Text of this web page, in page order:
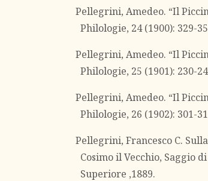
Pellegrini, Amedeo. “Il
Philologie, 24 (1900): 329-
Pellegrini, Amedeo. “Il
Philologie, 25 (1901): 230-
Pellegrini, Amedeo. “Il
Philologie, 26 (1902): 301-
Pellegrini, Francesco C.
Cosimo il Vecchio, Saggio
Superiore ,1889.